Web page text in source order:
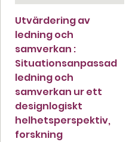
Utvärdering av
ledning och
samverkan :
Situationsanpassad
ledning och
samverkan ur ett
designlogiskt
helhetsperspektiv,
forskning